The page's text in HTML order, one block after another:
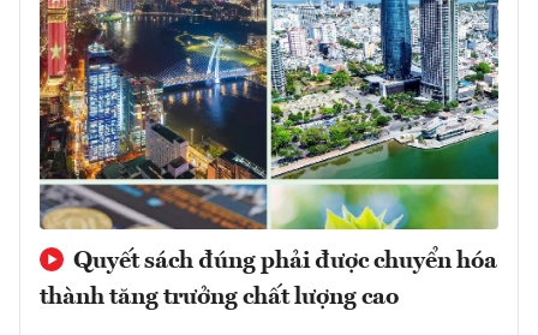
Quyết sách đúng phải được chuyển hóa
thành tăng trưởng chất lượng cao